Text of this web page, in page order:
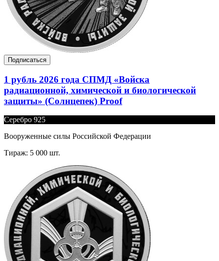
Подписаться
1 рубль 2026 года СПМД «Войска
радиационной, химической и биологической
защиты» (Солнцепек) Proof
Серебро 925
Вооруженные силы Российской Федерации
Тираж: 5 000 шт.